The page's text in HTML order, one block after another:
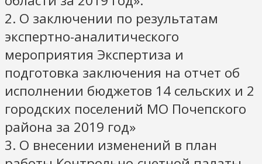
2. О заключении по результатам
экспертно-аналитического
мероприятия Экспертиза и
подготовка заключения на отчет об
исполнении бюджетов 14 сельских и 2
городских поселений МО Почепского
района за 2019 год»
3. О внесении изменений в план